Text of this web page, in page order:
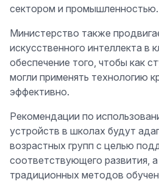
сектором и промышленностью.
Министерство также
искусственного интеллекта в
обеспечение того, чтобы как
могли применять технологию
эффективно.
Рекомендации по
устройств в школах будут
возрастных групп с целью
соответствующего развития,
традиционных методов